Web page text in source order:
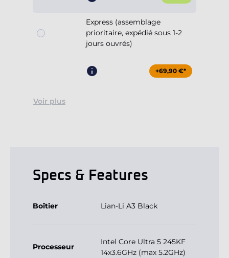
Express (assemblage
prioritaire, expédié sous 1-2
jours ouvrés)
+69,90 €*
Voir plus
Specs & Features
Boîtier Lian-Li A3 Black
Processeur
Intel Core Ultra 5 245KF
14x3.6GHz (max 5.2GHz)